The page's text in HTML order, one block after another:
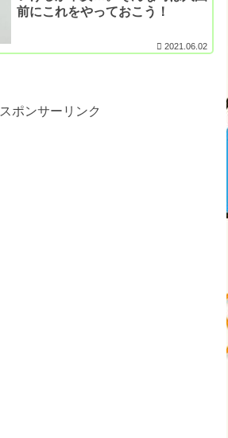
前にこれをやっておこう！
2021.06.02
スポンサーリンク